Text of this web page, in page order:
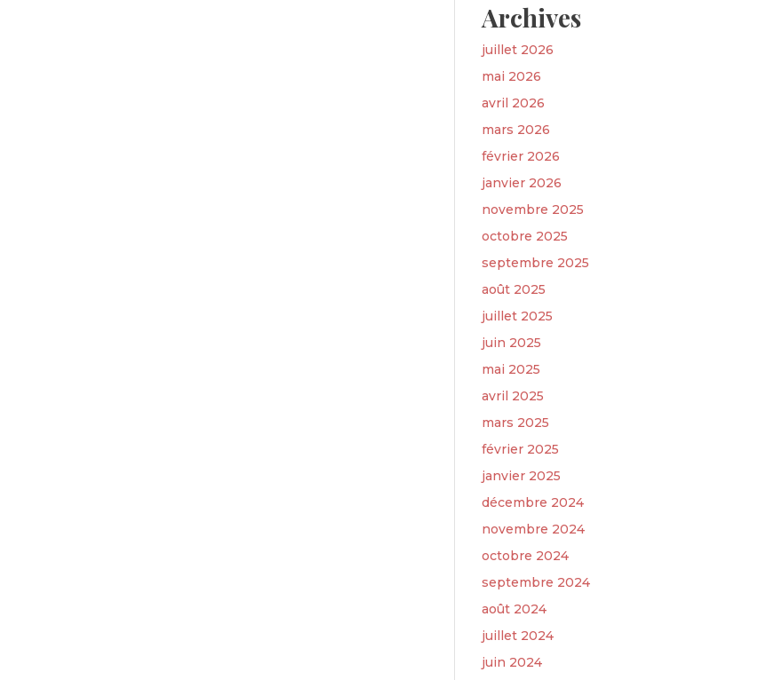
Archives
juillet 2026
mai 2026
avril 2026
mars 2026
février 2026
janvier 2026
novembre 2025
octobre 2025
septembre 2025
août 2025
juillet 2025
juin 2025
mai 2025
avril 2025
mars 2025
février 2025
janvier 2025
décembre 2024
novembre 2024
octobre 2024
septembre 2024
août 2024
juillet 2024
juin 2024